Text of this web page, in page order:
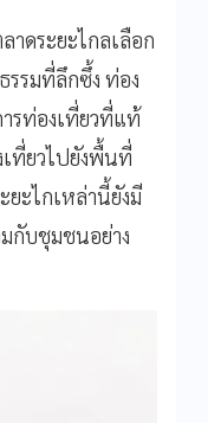
าดระยะไกลเลือก
รมที่ลึกซึ้ง ท่อง
รท่องเที่ยวที่แท้
เที่ยวไปยังพื้นที่
ะไกเหล่านี้ยังมี
กับชุมชนอย่าง